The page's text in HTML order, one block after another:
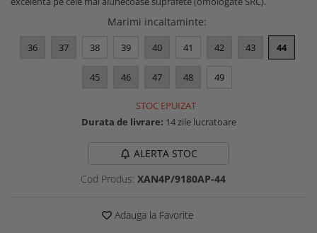
Buzunare externe
Echipamente specializate
Echipamente muncitori ferma
Echipamente trimeri ongloane
Masti protectie
Manusi protectie
Casti si antifoane protectie
Marimi incaltaminte:
36 37 38 39 40 41 42 43 44
45 46 47 48 49
STOC EPUIZAT
Durata de livrare: 14 zile lucratoare
ALERTA STOC
Cod Produs: XAN4P/9180AP-44
Adauga la Favorite